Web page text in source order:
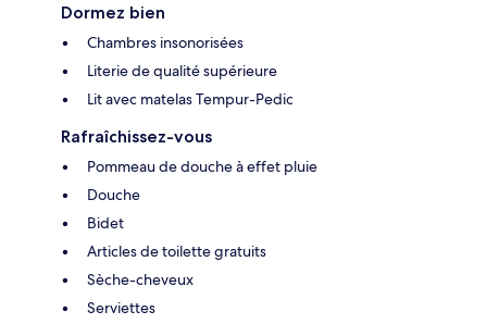
Dormez bien
Chambres insonorisées
Literie de qualité supérieure
Lit avec matelas Tempur-Pedic
Rafraîchissez-vous
Pommeau de douche à effet pluie
Douche
Bidet
Articles de toilette gratuits
Sèche-cheveux
Serviettes